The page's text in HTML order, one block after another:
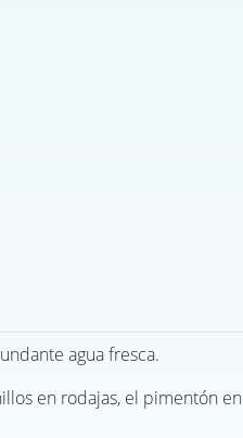
agua fresca.
en rodajas, el pimentón en